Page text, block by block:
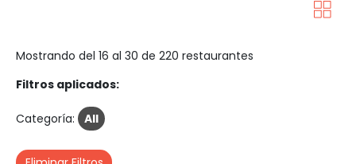
Mostrando del 16 al 30 de 220 restaurantes
Filtros aplicados:
Categoría: All